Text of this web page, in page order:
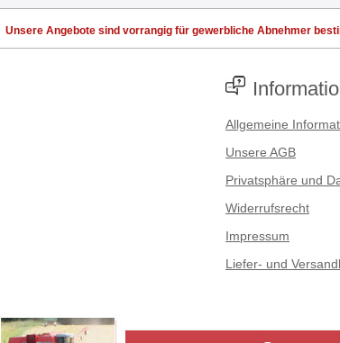
Unsere Angebote sind vorrangig für gewerbliche Abnehmer
Allgemeine
Unsere AGB
Privatsphäre und
Widerrufsrecht
Impressum
Liefer- und